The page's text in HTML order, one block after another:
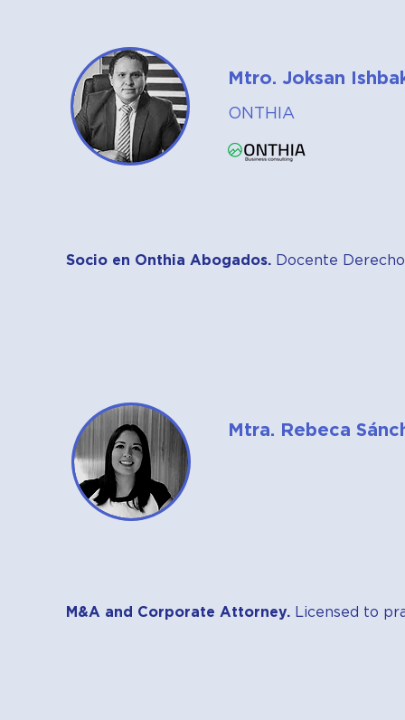
Mtro. Joksan
ONTHIA
Socio en Onthia Abogados. Docente
Mtra. Rebeca
M&A and Corporate Attorney. Licensed to